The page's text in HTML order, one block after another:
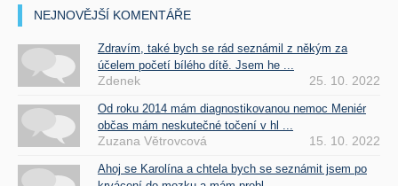
NEJNOVĚJŠÍ KOMENTÁŘE
Zdravím, také bych se rád seznámil z někým za
účelem početí bílého dítě. Jsem he ...
Zdenek 25. 10. 2022
Od roku 2014 mám diagnostikovanou nemoc Meniér
občas mám neskutečné točení v hl ...
Zuzana Větrovcová 15. 10. 2022
Ahoj se Karolína a chtela bych se seznámit jsem po